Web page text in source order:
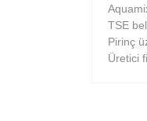
TSE
Pirinç
Üretici